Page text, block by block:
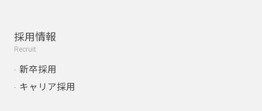
採用情報
Recruit
新卒採用
キャリア採用